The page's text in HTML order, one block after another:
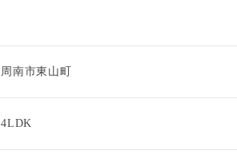
周南市東山町
4LDK